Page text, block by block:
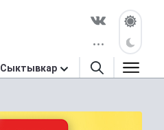
Сыктывкар